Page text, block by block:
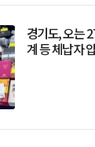
경기도, 오는
계 등 체납자